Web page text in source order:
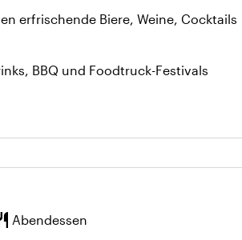
erfrischende Biere, Weine, Cocktails
BBQ und Foodtruck-Festivals
Abendessen